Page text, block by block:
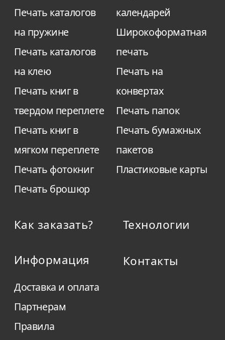
Печать каталогов
на пружине
Печать каталогов
на клею
Печать книг в
твердом переплете
Печать книг в
мягком переплете
Печать фотокниг
Печать брошюр
календарей
Широкоформатная
печать
Печать на
конвертах
Печать папок
Печать бумажных
пакетов
Пластиковые карты
Как заказать?
Информация
Доставка и оплата
Партнерам
Правила
Технологии
Контакты